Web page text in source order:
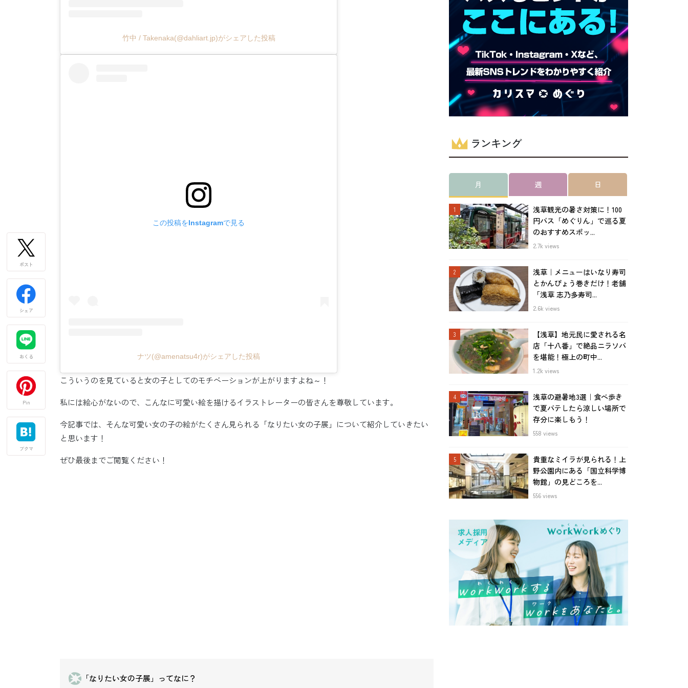
竹中 / Takenaka(@dahliart.jp)がシェアした投稿
この投稿をInstagramで見る
ナツ(@amenatsu4r)がシェアした投稿
こういうのを見ていると女の子としてのモチベーションが上がりますよね～！
私には絵心がないので、こんなに可愛い絵を描けるイラストレーターの皆さんを尊敬しています。
今記事では、そんな可愛い女の子の絵がたくさん見られる「なりたい女の子展」について紹介していきたい
と思います！
ぜひ最後までご閲覧ください！
「なりたい女の子展」ってなに？
ランキング
月 週 日
浅草観光の暑さ対策に！100
円バス「めぐりん」で巡る夏
のおすすめスポッ...
2.7k views
浅草｜メニューはいなり寿司
とかんぴょう巻きだけ！老舗
「浅草 志乃多寿司...
2.6k views
【浅草】地元民に愛される名
店「十八番」で絶品ニラソバ
を堪能！極上の町中...
1.2k views
浅草の避暑地3選｜食べ歩き
で夏バテしたら涼しい場所で
存分に楽しもう！
558 views
貴重なミイラが見られる！上
野公園内にある「国立科学博
物館」の見どころを...
556 views
ポスト
シェア
おくる
Pin
ブクマ